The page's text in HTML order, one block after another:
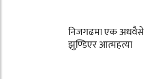
निजगढमा एक
झुण्डिएर आत्महत्या